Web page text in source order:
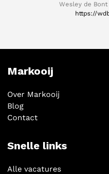
Wesley de Bont
https://
Markooij
Over Markooij
Blog
Contact
Snelle links
Alle vacatures